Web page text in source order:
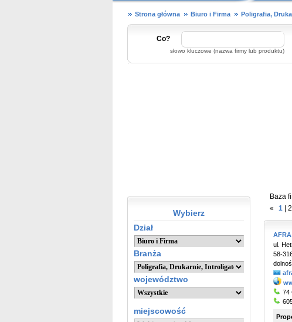
Strona główna Biuro i Firma Poligrafia,
Co?
słowo kluczowe (nazwa firmy lub produktu)
Wybierz
Dział
Branża
województwo
miejscowość
Baza
«
1 2
ul.
58-
74